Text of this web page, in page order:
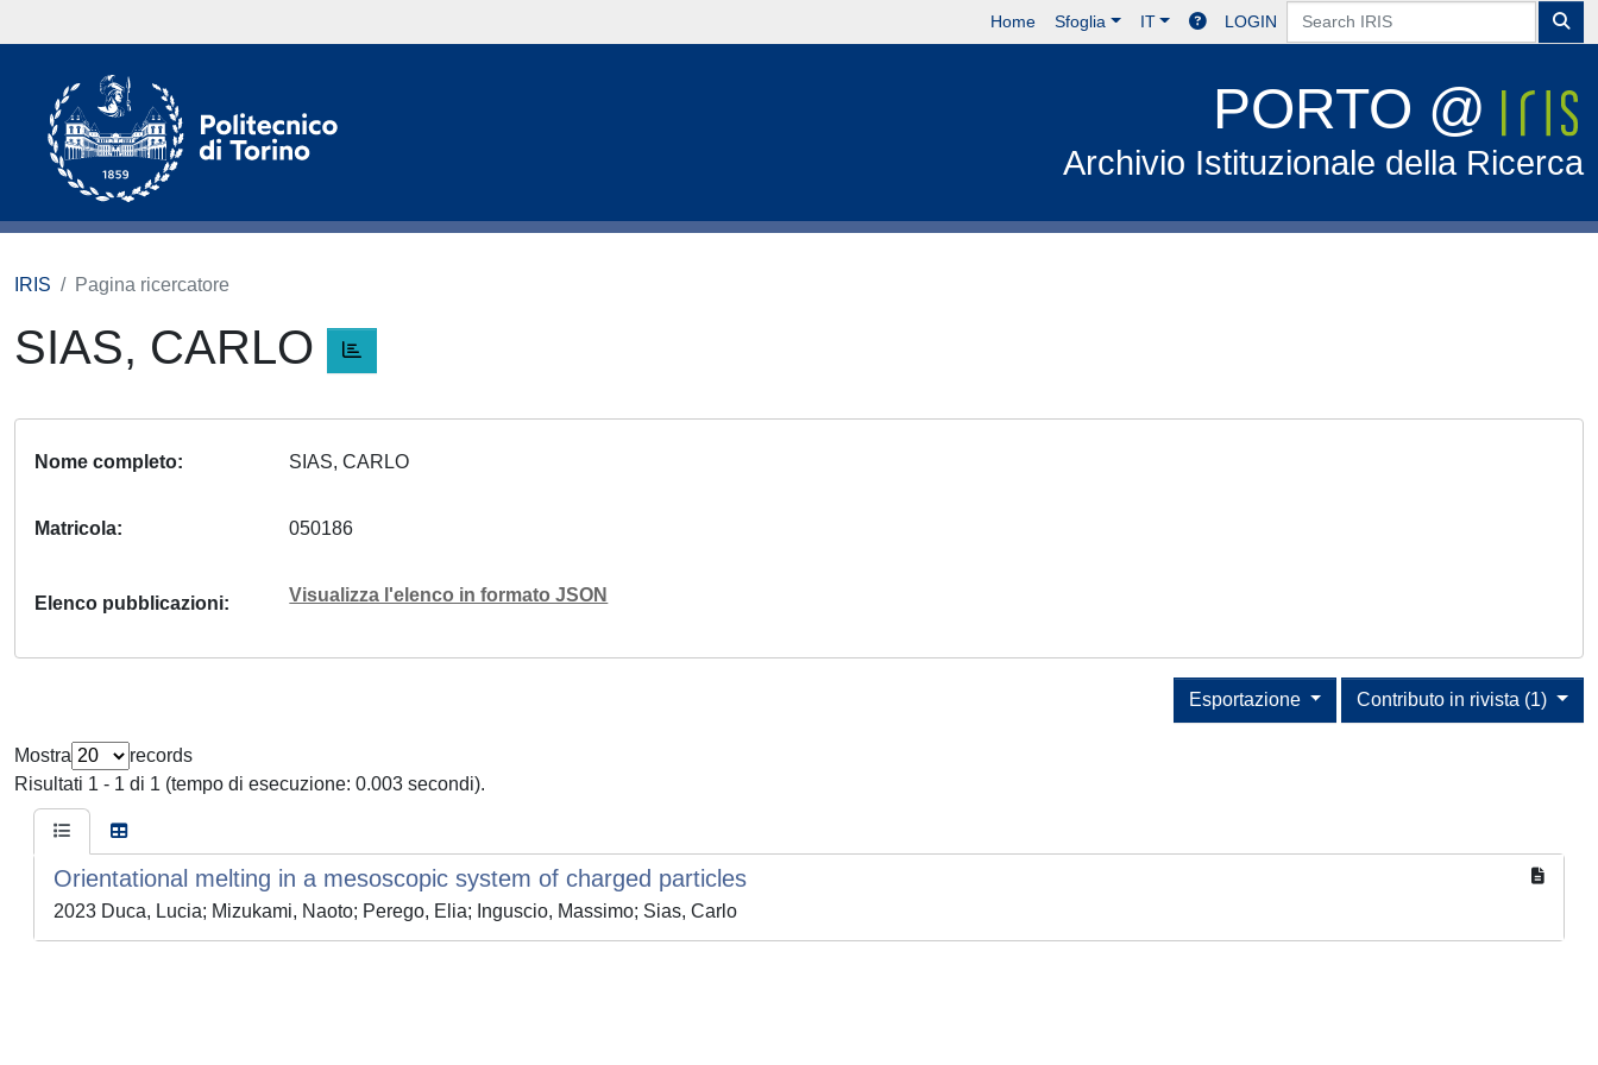
Home Sfoglia IT LOGIN
PORTO @
Archivio Istituzionale della Ricerca
IRIS Pagina ricercatore
SIAS, CARLO
Nome completo SIAS, CARLO
Matricola 050186
Elenco pubblicazioni Visualizza l'elenco in formato JSON
Contributo in rivista (1)
Esportazione
Mostra
records
Risultati 1 - 1 di 1 (tempo di esecuzione: 0.003 secondi).
Orientational melting in a mesoscopic system of charged particles
2023 Duca, Lucia; Mizukami, Naoto; Perego, Elia; Inguscio, Massimo; Sias, Carlo